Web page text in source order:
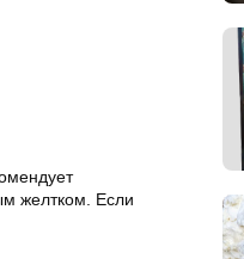
желтком. Если